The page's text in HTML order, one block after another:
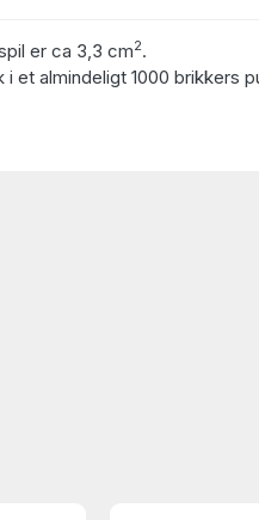
er ca 3,3 cm2.
i et almindeligt 1000 brikkers